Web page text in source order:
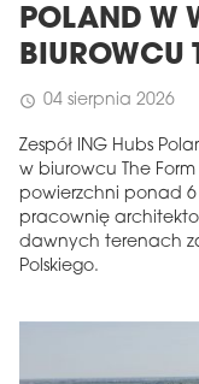
POLAND W
BIUROWCU
schedule 04 sierpnia 2026
Zespół ING Hubs
w biurowcu The Form
powierzchni ponad 6
pracownię
dawnych terenach
Polskiego.